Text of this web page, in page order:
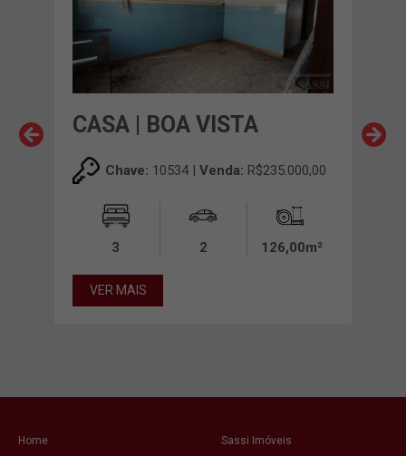
CASA | BOA VISTA
Chave: 10534 | Venda: R$235.000,00
3 2 126,00m²
VER MAIS
Home
Sassi Imóveis